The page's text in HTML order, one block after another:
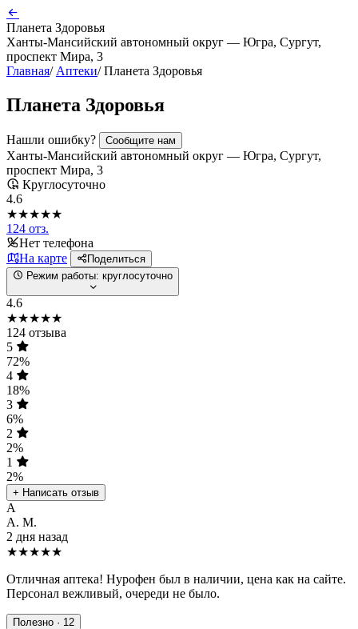
Планета Здоровья
Ханты-Мансийский автономный округ — Югра, Сургут,
проспект Мира, 3
Главная/ Аптеки/ Планета Здоровья
Планета Здоровья
Нашли ошибку? Сообщите нам
Ханты-Мансийский автономный округ — Югра, Сургут,
проспект Мира, 3
Круглосуточно
4.6
★★★★★
124 отз.
Нет телефона
На карте
Поделиться
Режим работы: круглосуточно
4.6
★★★★★
124 отзыва
5
72%
4
18%
3
6%
2
2%
1
2%
+ Написать отзыв
А
А. М.
2 дня назад
★★★★★
Отличная аптека! Нурофен был в наличии, цена как на сайте.
Персонал вежливый, очереди не было.
Полезно · 12